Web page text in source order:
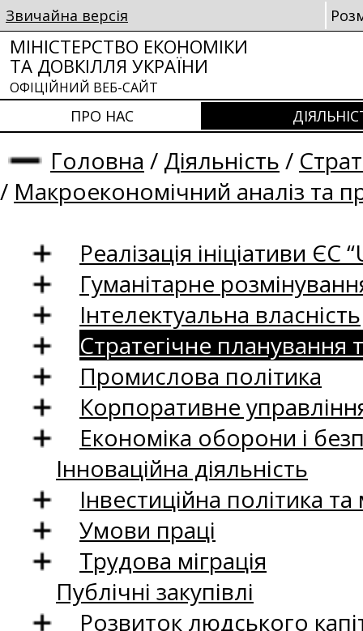
Звичайна версія
МІНІСТЕРСТВО ЕКОНОМІКИ
ТА ДОВКІЛЛЯ УКРАЇНИ
ОФІЦІЙНИЙ ВЕБ-САЙТ
ПРО НАС
Головна / Діяльність /
/ Макроекономічний аналіз та
Реалізація ініціативи ЄС
Гуманітарне
Інтелектуальна власність
Стратегічне
Промислова політика
Корпоративне
Економіка оборони і
Інноваційна діяльність
Інвестиційна політика
Умови праці
Трудова міграція
Публічні закупівлі
Розвиток людського